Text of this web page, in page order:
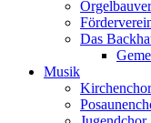
Das
Musik
Kirchenchor